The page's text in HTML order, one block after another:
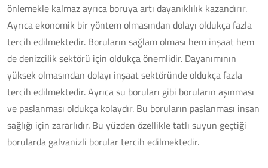
önlemekle kalmaz ayrıca boruya artı dayanıklılık kazandırır.
Ayrıca ekonomik bir yöntem olmasından dolayı oldukça fazla
tercih edilmektedir. Boruların sağlam olması hem inşaat hem
de denizcilik sektörü için oldukça önemlidir. Dayanımının
yüksek olmasından dolayı inşaat sektöründe oldukça fazla
tercih edilmektedir. Ayrıca su boruları gibi boruların aşınması
ve paslanması oldukça kolaydır. Bu boruların paslanması insan
sağlığı için zararlıdır. Bu yüzden özellikle tatlı suyun geçtiği
borularda galvanizli borular tercih edilmektedir.